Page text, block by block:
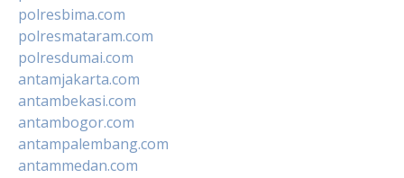
polresbima.com
polresmataram.com
polresdumai.com
antamjakarta.com
antambekasi.com
antambogor.com
antampalembang.com
antammedan.com